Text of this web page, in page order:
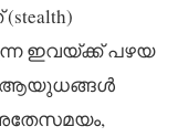
ഇവയ്ക്ക് പഴയ
ആയുധങ്ങൾ